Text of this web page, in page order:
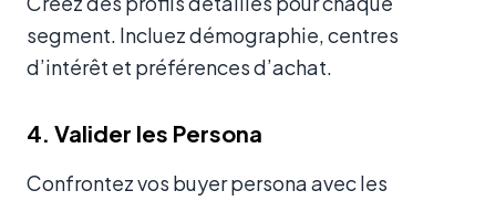
segment. Incluez démographie, centres
d’intérêt et préférences d’achat.
4. Valider les Persona
Confrontez vos buyer persona avec les